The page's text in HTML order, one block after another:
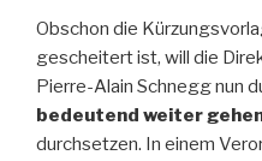
Obschon die
gescheitert ist, will die
Pierre-Alain Schnegg nun
bedeutend weiter
durchsetzen. In einem